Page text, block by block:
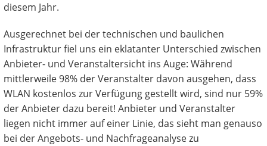
diesem Jahr.
Ausgerechnet bei der technischen und baulichen
Infrastruktur fiel uns ein eklatanter Unterschied zwischen
Anbieter- und Veranstaltersicht ins Auge: Während
mittlerweile 98% der Veranstalter davon ausgehen, dass
WLAN kostenlos zur Verfügung gestellt wird, sind nur 59%
der Anbieter dazu bereit! Anbieter und Veranstalter
liegen nicht immer auf einer Linie, das sieht man genauso
bei der Angebots- und Nachfrageanalyse zu